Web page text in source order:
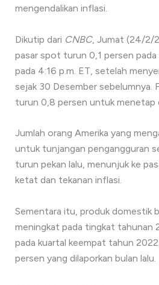
mengendalikan inflasi.
Dikutip dari CNBC, Jumat (24/2/
pasar spot turun 0,1 persen pada
pada 4:16 p.m. ET, setelah
sejak 30 Desember sebelumnya.
turun 0,8 persen untuk menetap
Jumlah orang Amerika yang
untuk tunjangan pengangguran
turun pekan lalu, menunjuk ke
ketat dan tekanan inflasi.
Sementara itu, produk domestik
meningkat pada tingkat tahunan
pada kuartal keempat tahun
persen yang dilaporkan bulan lalu.